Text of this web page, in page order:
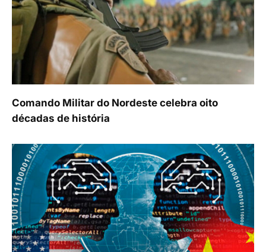
Comando Militar do Nordeste celebra oito
décadas de história